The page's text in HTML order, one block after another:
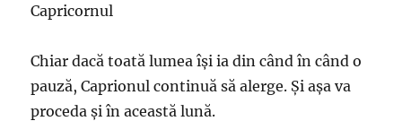
Capricornul
Chiar dacă toată lumea îşi ia din când în când o
pauză, Caprionul continuă să alerge. Şi aşa va
proceda şi în această lună.